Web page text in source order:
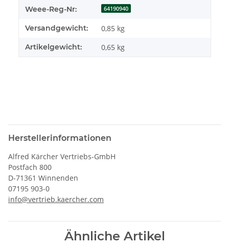
Weee-Reg-Nr: 64190940
Versandgewicht: 0,85 kg
Artikelgewicht: 0,65 kg
Herstellerinformationen
Alfred Kärcher Vertriebs-GmbH
Postfach 800
D-71361 Winnenden
07195 903-0
info@vertrieb.kaercher.com
Ähnliche Artikel